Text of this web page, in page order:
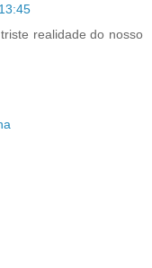
realidade do nosso